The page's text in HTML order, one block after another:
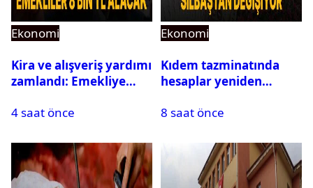
Ekonomi
Kira ve alışveriş yardımı
zamlandı: Emekliye
4 saat önce
Ekonomi
Kıdem tazminatında
hesaplar yeniden
prim ve yardım
8 saat önce